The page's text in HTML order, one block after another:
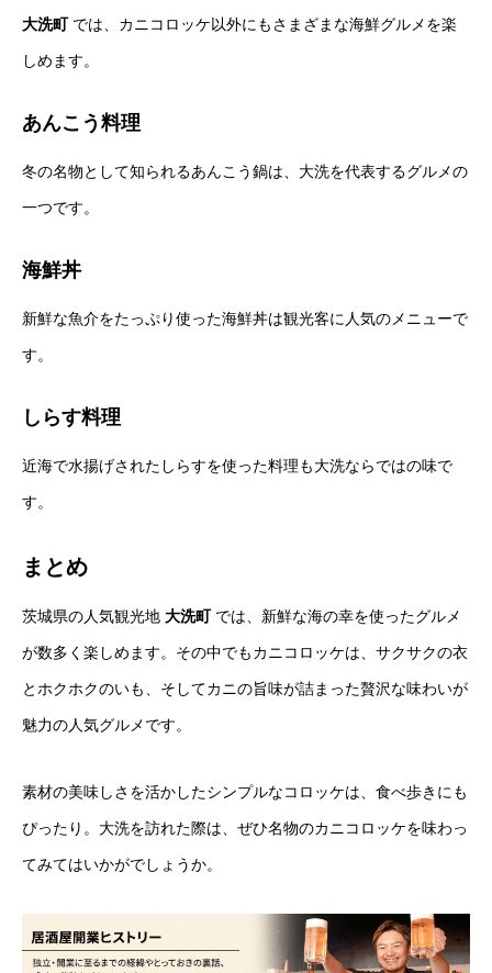
大洗町では、カニコロッケ以外にもさまざまな海鮮グルメを楽
しめます。
あんこう料理
冬の名物として知られるあんこう鍋は、大洗を代表するグルメの
一つです。
海鮮丼
新鮮な魚介をたっぷり使った海鮮丼は観光客に人気のメニューで
す。
しらす料理
近海で水揚げされたしらすを使った料理も大洗ならではの味で
す。
まとめ
茨城県の人気観光地 大洗町では、新鮮な海の幸を使ったグルメ
が数多く楽しめます。その中でもカニコロッケは、サクサクの衣
とホクホクのいも、そしてカニの旨味が詰まった贅沢な味わいが
魅力の人気グルメです。
素材の美味しさを活かしたシンプルなコロッケは、食べ歩きにも
ぴったり。大洗を訪れた際は、ぜひ名物のカニコロッケを味わっ
てみてはいかがでしょうか。